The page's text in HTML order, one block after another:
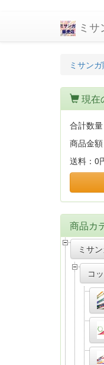
ミ
ミサン
現在
合計数量
商品金額
送料： 0
商品カ
ミサ
コ